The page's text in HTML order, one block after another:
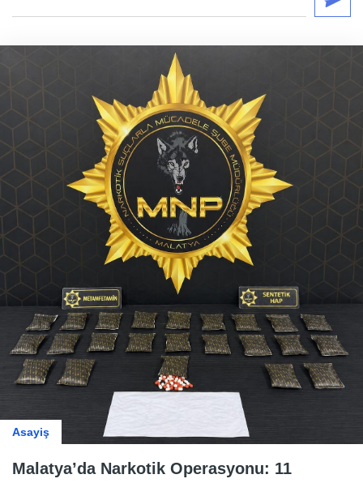
Asayiş
Malatya’da Narkotik Operasyonu: 11